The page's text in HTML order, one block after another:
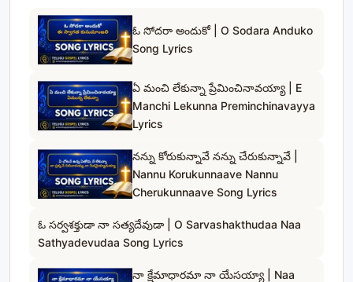
ఓ సోదరా అందుకో | O Sodara Anduko
Song Lyrics
ఏ మంచి లేకున్నా ప్రేమించినావయ్యా | E
Manchi Lekunna Preminchinavayya
Lyrics
నన్ను కోరుకున్నావే నన్ను చేరుకున్నావే |
Nannu Korukunnaave Nannu
Cherukunnaave Song Lyrics
ఓ సర్వశక్తుడా నా సత్యదేవుడా | O Sarvashakthudaa Naa
Sathyadevudaa Song Lyrics
నా క్షేమాధారమా నా యేసయ్యా | Naa